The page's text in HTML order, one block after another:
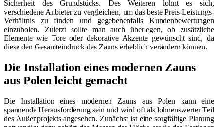
Sicherheit des Grundstücks. Des Weiteren lohnt es sich,
verschiedene Anbieter zu vergleichen, um das beste Preis-Leistungs-
Verhältnis zu finden und gegebenenfalls Kundenbewertungen
einzuholen. Zuletzt sollte man auch überlegen, ob zusätzliche
Elemente wie Tore oder dekorative Akzente gewünscht sind, da
diese den Gesamteindruck des Zauns erheblich verändern können.
Die Installation eines modernen Zauns
aus Polen leicht gemacht
Die Installation eines modernen Zauns aus Polen kann eine
spannende Herausforderung sein und wird oft als lohnenswerter Teil
des Außenprojekts angesehen. Zunächst ist eine sorgfältige Planung